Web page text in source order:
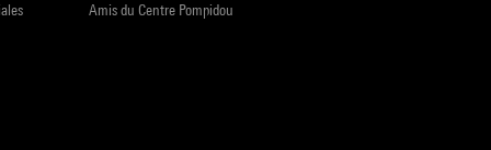
Amis du Centre Pompidou